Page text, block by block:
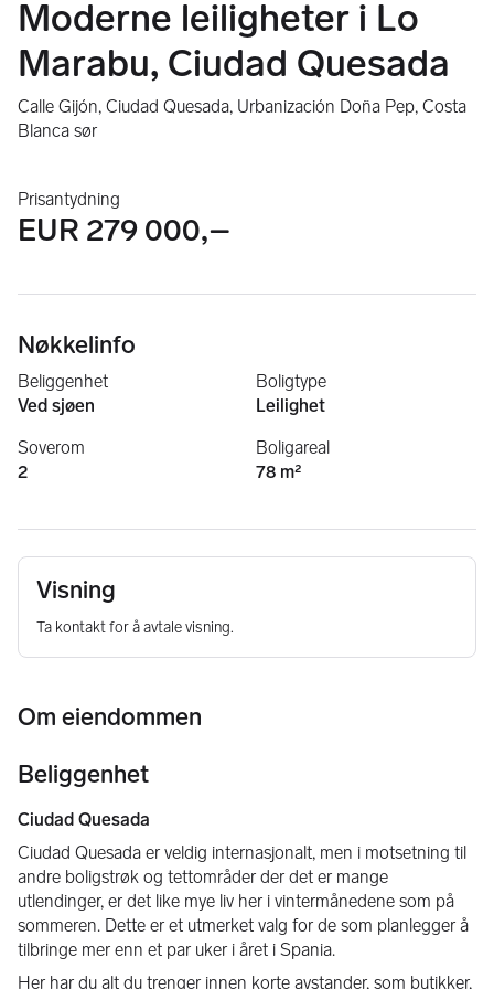
Moderne leiligheter i Lo
Marabu, Ciudad Quesada
Calle Gijón, Ciudad Quesada, Urbanización Doña Pep, Costa
Blanca sør
Prisantydning
EUR 279 000,–
Nøkkelinfo
Beliggenhet
Ved sjøen
Boligtype
Leilighet
Soverom
2
Boligareal
78 m²
Visning
Ta kontakt for å avtale visning.
Om eiendommen
Beliggenhet
Ciudad Quesada
Ciudad Quesada er veldig internasjonalt, men i motsetning til
andre boligstrøk og tettområder der det er mange
utlendinger, er det like mye liv her i vintermånedene som på
sommeren. Dette er et utmerket valg for de som planlegger å
tilbringe mer enn et par uker i året i Spania.
Her har du alt du trenger innen korte avstander, som butikker,